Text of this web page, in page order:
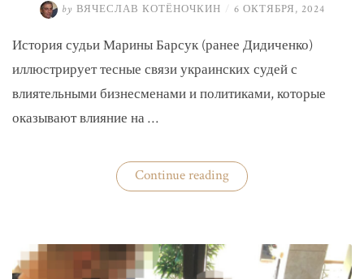
by ВЯЧЕСЛАВ КОТЁНОЧКИН / 6 ОКТЯБРЯ, 2024
История судьи Марины Барсук (ранее Дидиченко)
иллюстрирует тесные связи украинских судей с
влиятельными бизнесменами и политиками, которые
оказывают влияние на …
Continue reading«Кто
поспособствовал
Барсук»